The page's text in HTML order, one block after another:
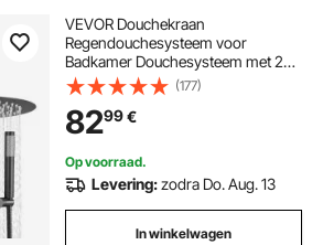
VEVOR Douchekraan
Regendouchesysteem voor
Badkamer Douchesysteem met 203
mm Ronde Regendouchekop &
Handdouche, Wandgemonteerde
Badkamerkranen met Messing Klep
& Afwerkingsset, Mat Zwart
(177)
8299€
Op voorraad.
Levering:zodra Do. Aug. 13
In winkelwagen